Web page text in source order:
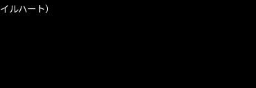
ルハート）